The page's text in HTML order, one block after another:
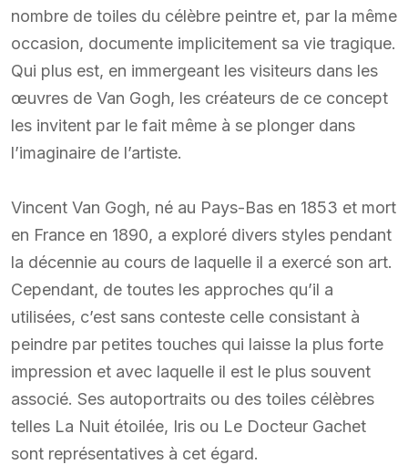
nombre de toiles du célèbre peintre et, par la même
occasion, documente implicitement sa vie tragique.
Qui plus est, en immergeant les visiteurs dans les
œuvres de Van Gogh, les créateurs de ce concept
les invitent par le fait même à se plonger dans
l’imaginaire de l’artiste.
Vincent Van Gogh, né au Pays-Bas en 1853 et mort
en France en 1890, a exploré divers styles pendant
la décennie au cours de laquelle il a exercé son art.
Cependant, de toutes les approches qu’il a
utilisées, c’est sans conteste celle consistant à
peindre par petites touches qui laisse la plus forte
impression et avec laquelle il est le plus souvent
associé. Ses autoportraits ou des toiles célèbres
telles La Nuit étoilée, Iris ou Le Docteur Gachet
sont représentatives à cet égard.